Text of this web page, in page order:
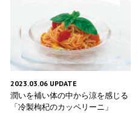
2023.03.06 UPDATE
潤いを補い体の中から涼を感じる
「冷製枸杞のカッペリーニ」